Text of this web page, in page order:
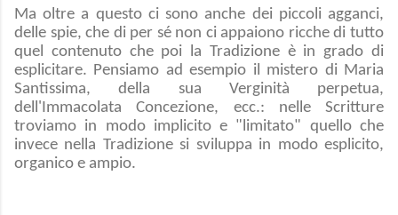
Ma oltre a questo ci sono anche dei piccoli agganci,
delle spie, che di per sé non ci appaiono ricche di tutto
quel contenuto che poi la Tradizione è in grado di
esplicitare. Pensiamo ad esempio il mistero di Maria
Santissima, della sua Verginità perpetua,
dell'Immacolata Concezione, ecc.: nelle Scritture
troviamo in modo implicito e "limitato" quello che
invece nella Tradizione si sviluppa in modo esplicito,
organico e ampio.